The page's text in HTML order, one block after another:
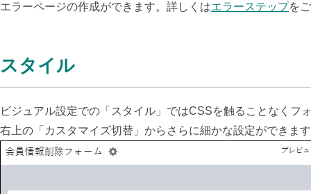
エラーページの作成ができます。 詳しくはエラーステップを
スタイル
ビジュアル設定での「スタイル」ではCSSを触ることなくフ
右上の「カスタマイズ切替」からさらに細かな設定ができま